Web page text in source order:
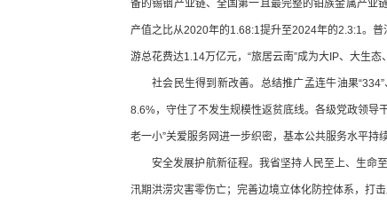
备的锡铟产业链、全国第一且最完整的铂族金属产业
产值之比从2020年的1.68:1提升至2024年的2.3:1。
游总花费达1.14万亿元，“旅居云南”成为大IP、大生
社会民生得到新改善。总结推广孟连牛油果
8.6%，守住了不发生规模性返贫底线。各级党政领导
老一小”关爱服务网进一步织密，基本公共服务水平持续
安全发展护航新征程。我省坚持人民至上、生命
汛期洪涝灾害零伤亡；完善边境立体化防控体系，打